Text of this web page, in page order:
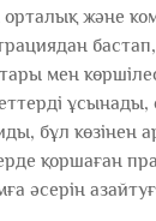
және
мен
ұсынады,
бұл
қоршаған
әсерін